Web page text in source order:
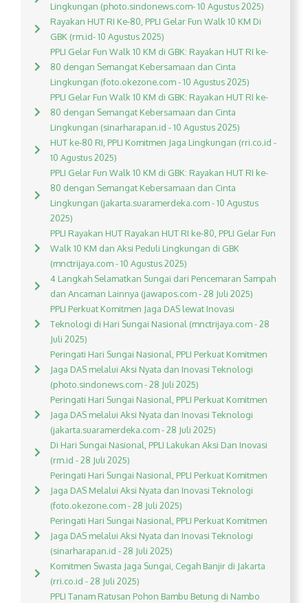
Lingkungan (photo.sindonews.com- 10 Agustus 2025)
Rayakan HUT RI Ke-80, PPLI Gelar Fun Walk 10 KM Di
GBK (rm.id- 10 Agustus 2025)
PPLI Gelar Fun Walk 10 KM di GBK: Rayakan HUT RI ke-
80 dengan Semangat Kebersamaan dan Cinta
Lingkungan (foto.okezone.com - 10 Agustus 2025)
PPLI Gelar Fun Walk 10 KM di GBK: Rayakan HUT RI ke-
80 dengan Semangat Kebersamaan dan Cinta
Lingkungan (sinarharapan.id - 10 Agustus 2025)
HUT ke-80 RI, PPLI Komitmen Jaga Lingkungan (rri.co.id -
10 Agustus 2025)
PPLI Gelar Fun Walk 10 KM di GBK: Rayakan HUT RI ke-
80 dengan Semangat Kebersamaan dan Cinta
Lingkungan (jakarta.suaramerdeka.com - 10 Agustus
2025)
PPLI Rayakan HUT Rayakan HUT RI ke-80, PPLI Gelar Fun
Walk 10 KM dan Aksi Peduli Lingkungan di GBK
(mnctrijaya.com - 10 Agustus 2025)
4 Langkah Selamatkan Sungai dari Pencemaran Sampah
dan Ancaman Lainnya (jawapos.com - 28 Juli 2025)
PPLI Perkuat Komitmen Jaga DAS lewat Inovasi
Teknologi di Hari Sungai Nasional (mnctrijaya.com - 28
Juli 2025)
Peringati Hari Sungai Nasional, PPLI Perkuat Komitmen
Jaga DAS melalui Aksi Nyata dan Inovasi Teknologi
(photo.sindonews.com - 28 Juli 2025)
Peringati Hari Sungai Nasional, PPLI Perkuat Komitmen
Jaga DAS melalui Aksi Nyata dan Inovasi Teknologi
(jakarta.suaramerdeka.com - 28 Juli 2025)
Di Hari Sungai Nasional, PPLI Lakukan Aksi Dan Inovasi
(rm.id - 28 Juli 2025)
Peringati Hari Sungai Nasional, PPLI Perkuat Komitmen
Jaga DAS Melalui Aksi Nyata dan Inovasi Teknologi
(foto.okezone.com - 28 Juli 2025)
Peringati Hari Sungai Nasional, PPLI Perkuat Komitmen
Jaga DAS melalui Aksi Nyata dan Inovasi Teknologi
(sinarharapan.id - 28 Juli 2025)
Komitmen Swasta Jaga Sungai, Cegah Banjir di Jakarta
(rri.co.id - 28 Juli 2025)
PPLI Tanam Ratusan Pohon Bambu Betung di Nambo